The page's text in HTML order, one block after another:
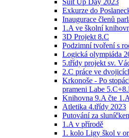
Suit Up Day 2023
Exkurze do
Inaugurace členů
1.A ve školní
3D Projekt 8.C
Podzimní tvoření s
Logická olympiáda
5.třídy projekt sv.
2.C práce ve
Krkonoše - Po
prameni Labe
Knihovna 9.A čte
Atletika 4.třídy 2023
Putování za
1.A v přírodě
1. kolo Ligy škol v